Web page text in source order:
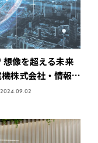
想像を超える未来
株式会社・情報技
2024.09.02